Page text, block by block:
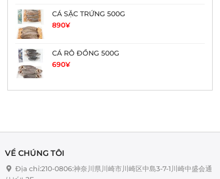
CÁ SẶC TRỨNG 500G
890¥
CÁ RÔ ĐỒNG 500G
690¥
VỀ CHÚNG TÔI
Địa chỉ:210-0806:神奈川県川崎市川崎区中島3-7-1川崎中盛会通